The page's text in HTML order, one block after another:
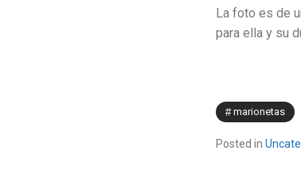
La foto es de
para ella y su
marionetas
Posted in